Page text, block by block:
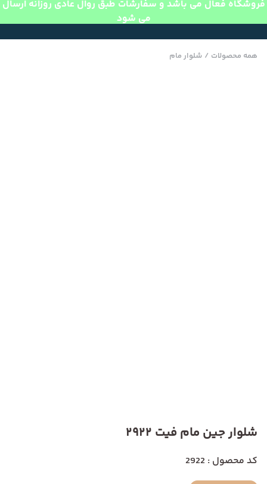
فروشگاه فعال می باشد و سفارشات طبق روال عادی روزانه ارسال
می شود
همه محصولات / شلوار مام
شلوار جین مام فیت 2922
کد محصول : 2922